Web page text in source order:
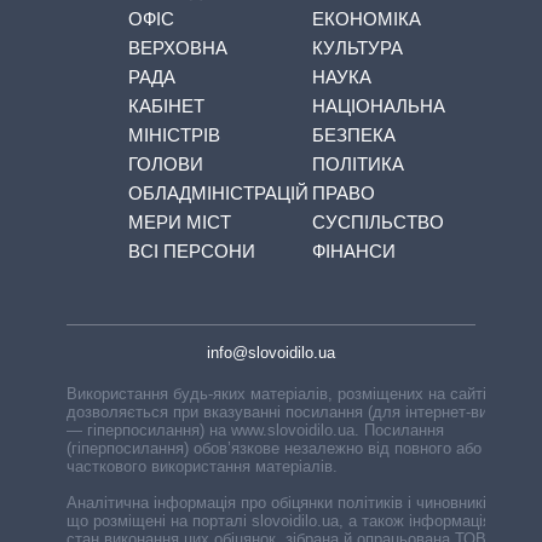
ОФІС
ВЕРХОВНА
РАДА
КАБІНЕТ
МІНІСТРІВ
ГОЛОВИ
ОБЛАДМІНІСТРАЦІЙ
МЕРИ МІСТ
ВСІ ПЕРСОНИ
ЕКОНОМІКА
КУЛЬТУРА
НАУКА
НАЦІОНАЛЬНА
БЕЗПЕКА
ПОЛІТИКА
ПРАВО
СУСПІЛЬСТВО
ФІНАНСИ
info@slovoidilo.ua
Використання будь-яких матеріалів, розміщених на сайті,
дозволяється при вказуванні посилання (для інтернет-видань
— гіперпосилання) на www.slovoidilo.ua. Посилання
(гіперпосилання) обов’язкове незалежно від повного або
часткового використання матеріалів.
Аналітична інформація про обіцянки політиків і чиновників,
що розміщені на порталі slovoidilo.ua, а також інформація про